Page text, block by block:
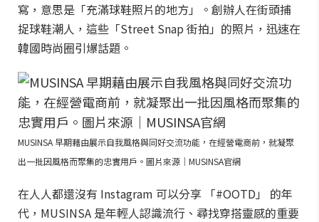
寫，意思是「充滿球鞋照片的地方」。創辦人在街頭捕
捉球鞋潮人，這些「Street Snap 街拍」的照片，迅速在
韓國時尚圈引爆話題。
MUSINSA 早期藉由展示自我風格與同好交流功能，在經營電商前，就凝聚
出一批因風格而聚集的忠實用戶。圖片來源｜MUSINSA官網
在人人都還沒有 Instagram 可以分享 「#OOTD」 的年
代，MUSINSA 是年輕人認識流行、尋找穿搭靈感的重要